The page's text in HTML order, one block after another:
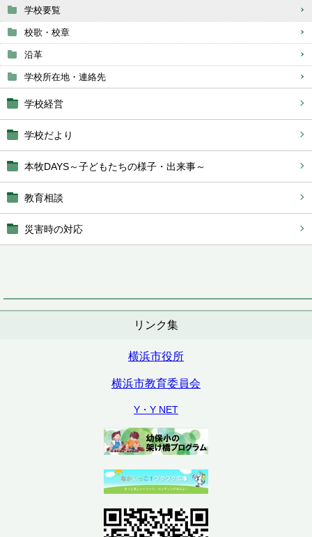
学校要覧
校歌・校章
沿革
学校所在地・連絡先
学校経営
学校だより
本牧DAYS～子どもたちの様子・出来事～
教育相談
災害時の対応
リンク集
横浜市役所
横浜市教育委員会
Y・Y NET